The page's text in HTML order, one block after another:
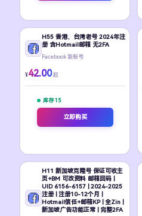
H55 香港、台湾老号 2024年注
册 含Hotmail邮箱 无2FA
Facebook 新账号
¥42.00 起
库存 15
立即购买
H11 新加坡克隆号 保证可收主
页+BM 可改资料 邮箱回码 |
UID 6156-6157 | 2024-2025
注册 | 注册10-12个月 |
Hotmail信任+邮箱KP | 全Zin |
新加坡广告功能正常 | 完整2FA